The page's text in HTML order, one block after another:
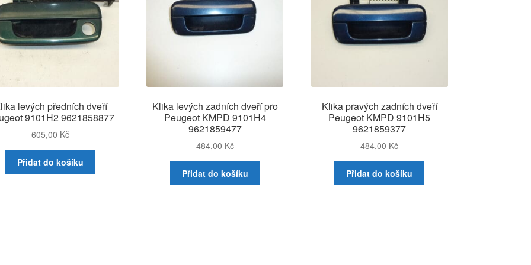
levých předních dveří
9101H2 9621858877
605,00 Kč
Přidat do košíku
Klika levých zadních dveří pro
Peugeot KMPD 9101H4
9621859477
484,00 Kč
Přidat do košíku
Klika pravých zadních dveří
Peugeot KMPD 9101H5
9621859377
484,00 Kč
Přidat do košíku